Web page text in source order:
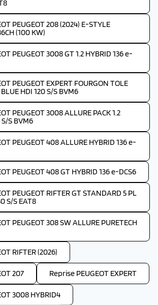
PEUGEOT 208 (2024) E-STYLE
(100 KW)
PEUGEOT 3008 GT 1.2 HYBRID 136 e-
PEUGEOT EXPERT FOURGON TOLE
HDI 120 S/S BVM6
PEUGEOT 3008 ALLURE PACK 1.2
S/S BVM6
PEUGEOT 408 ALLURE HYBRID 136 e-
PEUGEOT 408 GT HYBRID 136 e-DCS6
PEUGEOT RIFTER GT STANDARD 5 PL
S/S EAT8
PEUGEOT 308 SW ALLURE PURETECH
RIFTER (2026)
207 Reprise PEUGEOT EXPERT
3008 HYBRID4